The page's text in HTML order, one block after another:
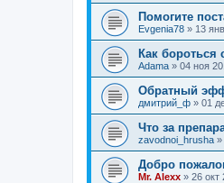
Помогите
Evgenia78 » 13
Как бороться
Adama » 04 ноя
Обратный
дмитрий_ф » 01
Что за
zavodnoi_hrusha »
Добро
Mr. Alexx » 26 окт